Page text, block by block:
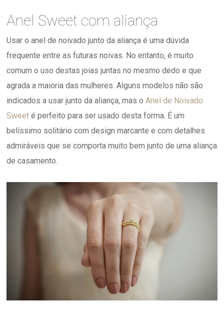
Anel Sweet com aliança
Usar o anel de noivado junto da aliança é uma dúvida
frequente entre as futuras noivas. No entanto, é muito
comum o uso destas joias juntas no mesmo dedo e que
agrada a maioria das mulheres. Alguns modelos não são
indicados a usar junto da aliança, mas oAnel de Noivado
Sweet é perfeito para ser usado desta forma. É um
belíssimo solitário com design marcante e com detalhes
admiráveis que se comporta muito bem junto de uma aliança
de casamento.